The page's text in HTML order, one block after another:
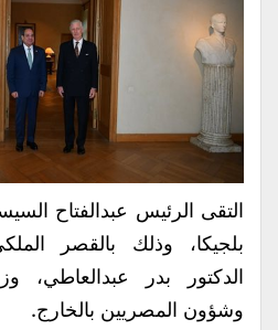
التقى الرئيس عبدالفتاح
بلجيكا، وذلك بالقصر
الدكتور بدر عبدالعاطي،
وشؤون المصريين بالخارج.